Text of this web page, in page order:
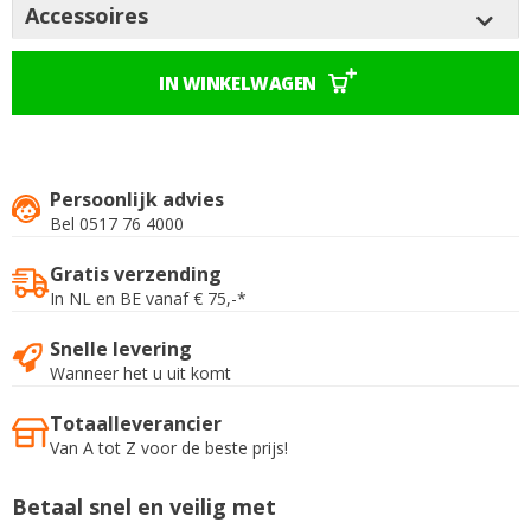
Accessoires
IN WINKELWAGEN
Persoonlijk advies
Bel 0517 76 4000
Gratis verzending
In NL en BE vanaf € 75,-*
Snelle levering
Wanneer het u uit komt
Totaalleverancier
Van A tot Z voor de beste prijs!
Betaal snel en veilig met